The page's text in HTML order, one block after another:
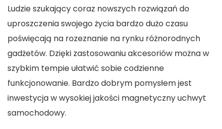
Ludzie szukający coraz nowszych rozwiązań do
uproszczenia swojego życia bardzo dużo czasu
poświęcają na rozeznanie na rynku różnorodnych
gadżetów. Dzięki zastosowaniu akcesoriów można w
szybkim tempie ułatwić sobie codzienne
funkcjonowanie. Bardzo dobrym pomysłem jest
inwestycja w wysokiej jakości magnetyczny uchwyt
samochodowy.